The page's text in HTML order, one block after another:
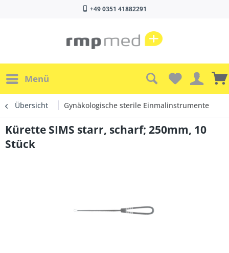
+49 0351 41882291
Menü
Übersicht Gynäkologische sterile Einmalinstrumente
Kürette SIMS starr, scharf; 250mm, 10
Stück